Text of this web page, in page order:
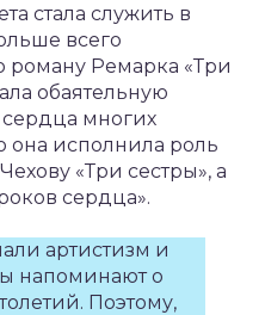
стала служить в
всего
роману Ремарка «Три
обаятельную
многих
она исполнила роль
«Три сестры», а
сердца».
артистизм и
напоминают о
Поэтому,